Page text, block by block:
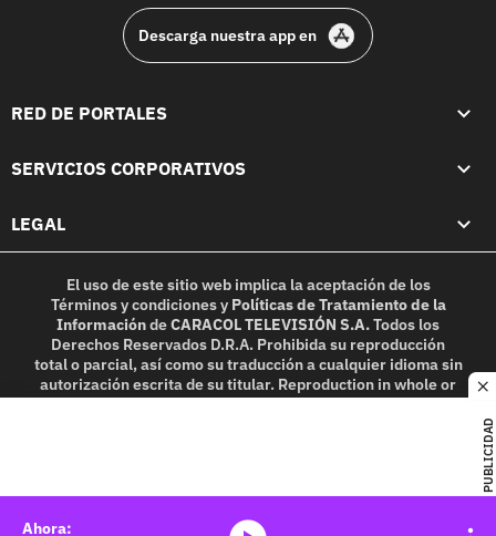
PUBLICIDAD
Descarga nuestra app en
RED DE PORTALES
SERVICIOS CORPORATIVOS
LEGAL
El uso de este sitio web implica la aceptación de los
Términos y condicionesy Políticas de Tratamiento de la
InformacióndeCARACOL TELEVISIÓN S.A.Todos los
Derechos Reservados D.R.A. Prohibida su reproducción
total o parcial, así como su traducción a cualquier idioma sin
autorización escrita de su titular. Reproduction in whole or
in part, or translation without written permission is